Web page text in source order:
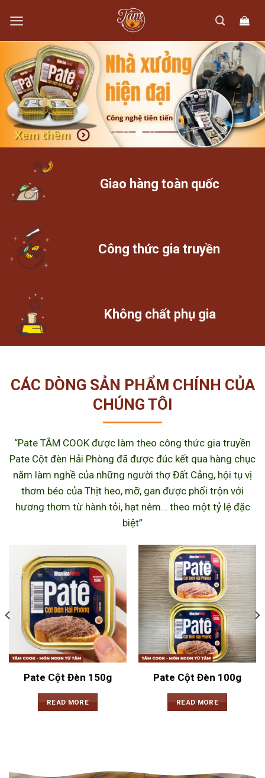
content
Giao hàng toàn quốc
Công thức gia truyền
Không chất phụ gia
CÁC DÒNG SẢN PHẨM CHÍNH CỦA
CHÚNG TÔI
“Pate TÂM COOK được làm theo công thức gia truyền
Pate Cột đèn Hải Phòng đã được đúc kết qua hàng chục
năm làm nghề của những người thợ Đất Cảng, hội tụ vị
thơm béo của Thịt heo, mỡ, gan được phối trộn với
hương thơm từ hành tỏi, hạt nêm… theo một tỷ lệ đặc
biệt”
Pate Cột Đèn 150g
READ MORE
Pate Cột Đèn 100g
READ MORE